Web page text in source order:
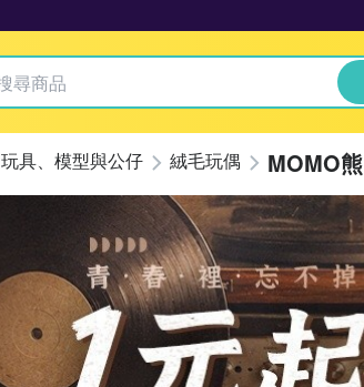
玩具、模型與公仔 絨毛玩偶 MOMO熊